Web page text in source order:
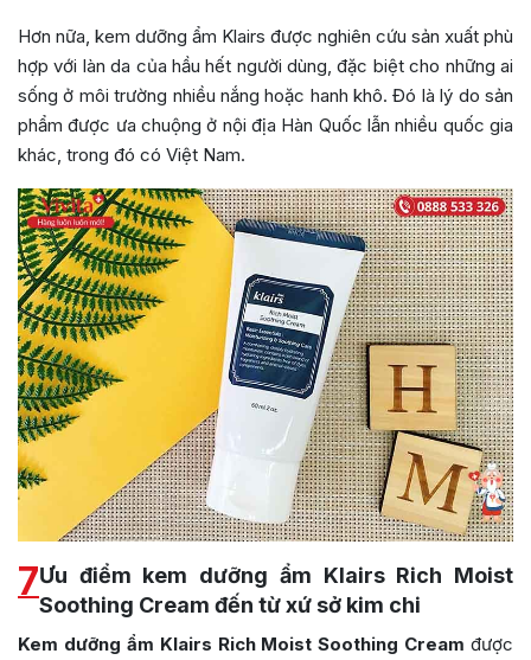
Hơn nữa, kem dưỡng ẩm Klairs được nghiên cứu sản xuất phù
hợp với làn da của hầu hết người dùng, đặc biệt cho những ai
sống ở môi trường nhiều nắng hoặc hanh khô. Đó là lý do sản
phẩm được ưa chuộng ở nội địa Hàn Quốc lẫn nhiều quốc gia
khác, trong đó có Việt Nam.
7Ưu điểm kem dưỡng ẩm Klairs Rich Moist
Soothing Cream đến từ xứ sở kim chi
Kem dưỡng ẩm Klairs Rich Moist Soothing Cream được